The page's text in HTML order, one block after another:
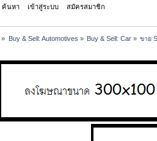
ค้นหา เข้าสู่ระบบ สมัครสมาชิก
» Buy & Sell: Automotives » Buy & Sell: Car» ขาย